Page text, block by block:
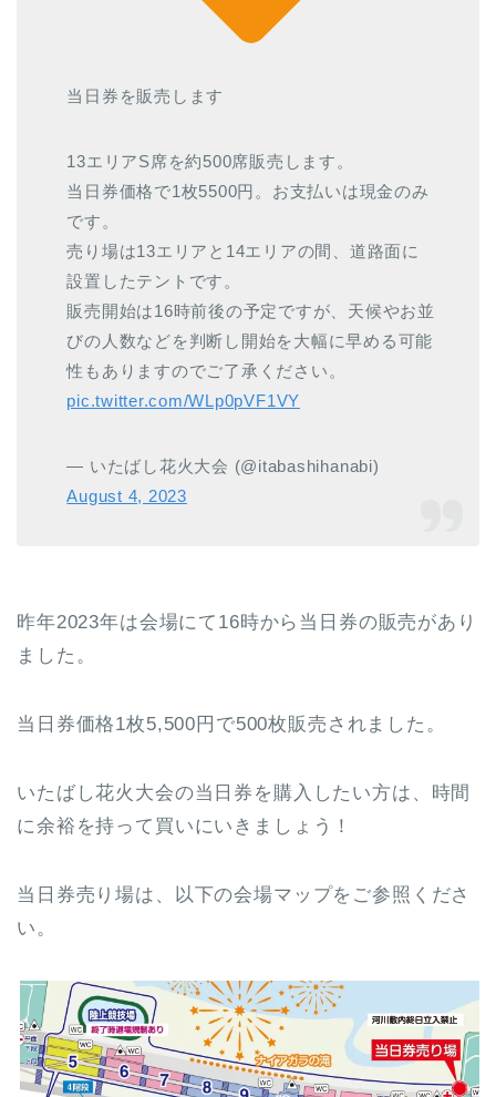
当日券を販売します
13エリアS席を約500席販売します。
当日券価格で1枚5500円。お支払いは現金のみ
です。
売り場は13エリアと14エリアの間、道路面に
設置したテントです。
販売開始は16時前後の予定ですが、天候やお並
びの人数などを判断し開始を大幅に早める可能
性もありますのでご了承ください。
pic.twitter.com/WLp0pVF1VY
— いたばし花火大会 (@itabashihanabi)
August 4, 2023
昨年2023年は会場にて16時から当日券の販売があり
ました。
当日券価格1枚5,500円で500枚販売されました。
いたばし花火大会の当日券を購入したい方は、時間
に余裕を持って買いにいきましょう！
当日券売り場は、以下の会場マップをご参照くださ
い。